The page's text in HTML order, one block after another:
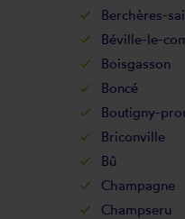
Berchères-
Béville-le-
Boisgasson
Boncé
Boutigny-
Briconville
Bû
Champagne
Champseru